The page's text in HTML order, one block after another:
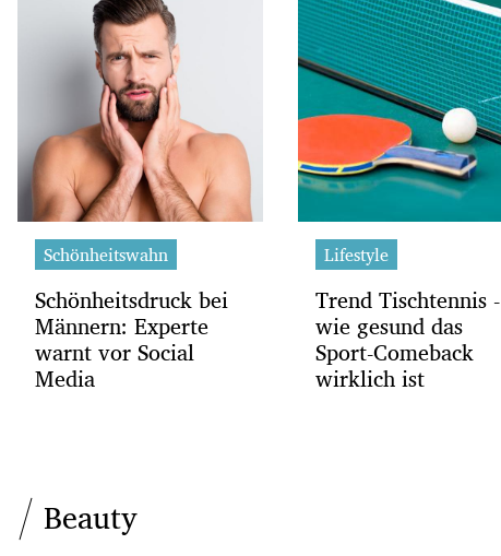
Schönheitswahn
Schönheitsdruck bei
Männern: Experte
warnt vor Social
Media
Lifestyle
Trend Tischtennis -
wie gesund das
Sport-Comeback
wirklich ist
Beauty